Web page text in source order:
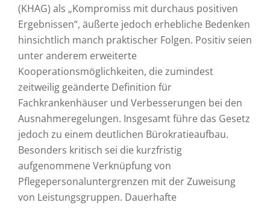
(KHAG) als „Kompromiss mit durchaus positiven
Ergebnissen“, äußerte jedoch erhebliche Bedenken
hinsichtlich manch praktischer Folgen. Positiv seien
unter anderem erweiterte
Kooperationsmöglichkeiten, die zumindest
zeitweilig geänderte Definition für
Fachkrankenhäuser und Verbesserungen bei den
Ausnahmeregelungen. Insgesamt führe das Gesetz
jedoch zu einem deutlichen Bürokratieaufbau.
Besonders kritisch sei die kurzfristig
aufgenommene Verknüpfung von
Pflegepersonaluntergrenzen mit der Zuweisung
von Leistungsgruppen. Dauerhafte